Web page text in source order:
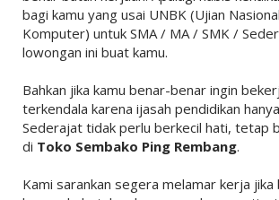
bagi kamu yang usai UNBK (Ujian
Komputer) untuk SMA / MA / SMK /
lowongan ini buat kamu.
Bahkan jika kamu benar-benar ingin
terkendala karena ijasah pendidikan
Sederajat tidak perlu berkecil hati, tetap
di Toko Sembako Ping Rembang.
Kami sarankan segera melamar kerja jika